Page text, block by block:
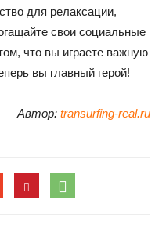
для релаксации,
свои социальные
что вы играете важную
вы главный герой!
Автор: transurfing-real.ru